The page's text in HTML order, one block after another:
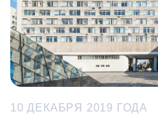
10 ДЕКАБРЯ 2019 ГОДА